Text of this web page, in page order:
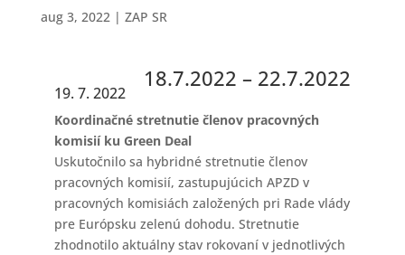
aug 3, 2022| ZAP SR
18.7.2022 – 22.7.2022
19. 7. 2022
Koordinačné stretnutie členov pracovných
komisií ku Green Deal
Uskutočnilo sa hybridné stretnutie členov
pracovných komisií, zastupujúcich APZD v
pracovných komisiách založených pri Rade vlády
pre Európsku zelenú dohodu. Stretnutie
zhodnotilo aktuálny stav rokovaní v jednotlivých